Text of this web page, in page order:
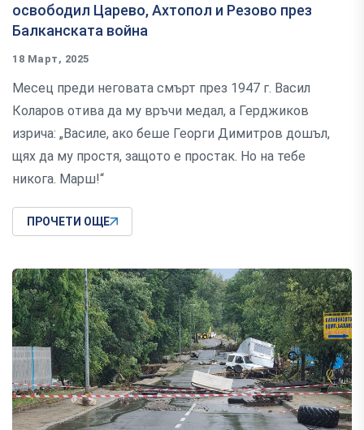
освободил Царево, Ахтопол и Резово през
Балканската война
18 Март, 2025
Месец преди неговата смърт през 1947 г. Васил
Коларов отива да му връчи медал, а Герджиков
изрича: „Василе, ако беше Георги Димитров дошъл,
щях да му простя, защото е простак. Но на тебе
никога. Марш!“
ПРОЧЕТИ ОЩЕ